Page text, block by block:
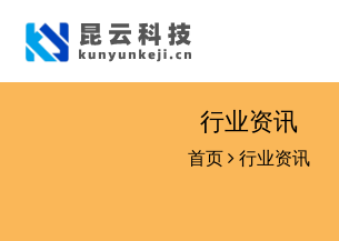
行业资讯
首页 行业资讯